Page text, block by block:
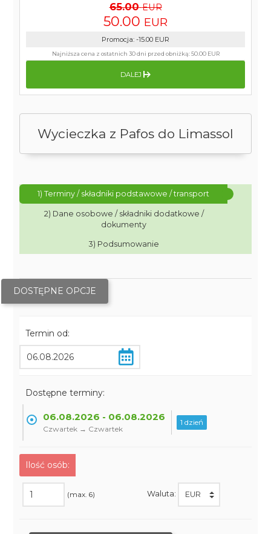
Wycieczka z Pafos do Limassol
1) Terminy / składniki podstawowe / transport
2) Dane osobowe / składniki dodatkowe /
dokumenty
3) Podsumowanie
DOSTĘPNE OPCJE
Termin od:
Dostępne terminy:
06.08.2026 - 06.08.2026
Czwartek → Czwartek
1 dzień
Ilość osób:
(max. 6) Waluta:
65.00 EUR
50.00 EUR
Promocja: -15.00 EUR
Najniższa cena z ostatnich 30 dni przed obniżką:50.00 EUR
DALEJ